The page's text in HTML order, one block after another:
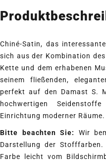
Chiné-Satin, das
sich aus der Kombination
Kette und dem erhabenen
seinem fließenden,
perfekt auf den Damast S.
hochwertigen
Einrichtung moderner Räume.
Bitte beachten Sie:
Wir
Darstellung der
Farbe leicht vom